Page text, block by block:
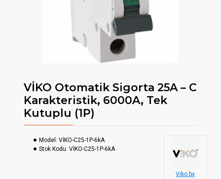
VİKO Otomatik Sigorta 25A – C
Karakteristik, 6000A, Tek
Kutuplu (1P)
Model: VİKO-C25-1P-6kA
Stok Kodu: VİKO-C25-1P-6kA
Viko by